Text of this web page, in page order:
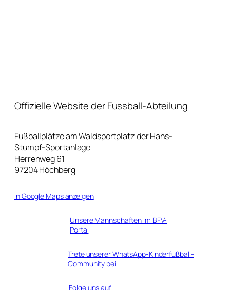
Offizielle Website der Fussball-Abteilung
Fußballplätze am Waldsportplatz der Hans-
Stumpf-Sportanlage
Herrenweg 61
97204 Höchberg
In Google Maps anzeigen
Unsere Mannschaften im BFV-
Portal
Trete unserer WhatsApp-Kinderfußball-
Community bei
Folge uns auf